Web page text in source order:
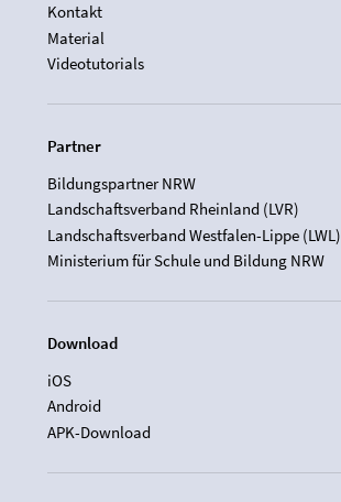
Kontakt
Material
Videotutorials
Partner
Bildungspartner NRW
Landschaftsverband Rheinland (LVR)
Landschaftsverband Westfalen-Lippe (LWL)
Ministerium für Schule und Bildung NRW
Download
iOS
Android
APK-Download